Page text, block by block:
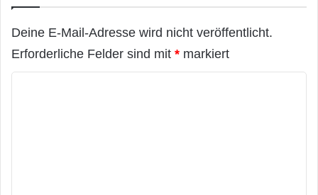
Deine E-Mail-Adresse wird nicht veröffentlicht.
Erforderliche Felder sind mit * markiert